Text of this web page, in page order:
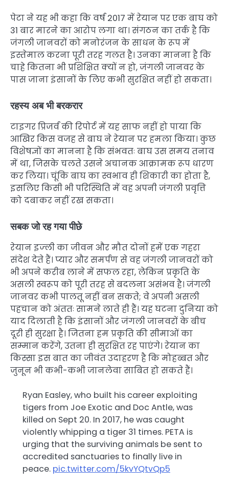
पेटा ने यह भी कहा कि वर्ष 2017 में रेयान पर एक बाघ को
31 बार मारने का आरोप लगा था। संगठन का तर्क है कि
जंगली जानवरों को मनोरंजन के साधन के रूप में
इस्तेमाल करना पूरी तरह गलत है। उनका मानना है कि
चाहे कितना भी प्रशिक्षित क्यों न हो, जंगली जानवर के
पास जाना इंसानों के लिए कभी सुरक्षित नहीं हो सकता।
रहस्य अब भी बरकरार
टाइगर प्रिजर्व की रिपोर्ट में यह साफ नहीं हो पाया कि
आखिर किस वजह से बाघ ने रेयान पर हमला किया। कुछ
विशेषज्ञों का मानना है कि संभवतः बाघ उस समय तनाव
में था, जिसके चलते उसने अचानक आक्रामक रूप धारण
कर लिया। चूंकि बाघ का स्वभाव ही शिकारी का होता है,
इसलिए किसी भी परिस्थिति में वह अपनी जंगली प्रवृत्ति
को दबाकर नहीं रख सकता।
सबक जो रह गया पीछे
रेयान इज्ली का जीवन और मौत दोनों हमें एक गहरा
संदेश देते हैं। प्यार और समर्पण से वह जंगली जानवरों को
भी अपने करीब लाने में सफल रहा, लेकिन प्रकृति के
असली स्वरूप को पूरी तरह से बदलना असंभव है। जंगली
जानवर कभी पालतू नहीं बन सकते; वे अपनी असली
पहचान को अंततः सामने लाते ही हैं। यह घटना दुनिया को
याद दिलाती है कि इंसानों और जंगली जानवरों के बीच
दूरी ही सुरक्षा है। जितना हम प्रकृति की सीमाओं का
सम्मान करेंगे, उतना ही सुरक्षित रह पाएंगे। रेयान का
किस्सा इस बात का जीवंत उदाहरण है कि मोहब्बत और
जुनून भी कभी-कभी जानलेवा साबित हो सकते हैं।
Ryan Easley, who built his career exploiting
tigers from Joe Exotic and Doc Antle, was
killed on Sept 20. In 2017, he was caught
violently whipping a tiger 31 times. PETA is
urging that the surviving animals be sent to
accredited sanctuaries to finally live in
peace. pic.twitter.com/5kvYQtvQp5